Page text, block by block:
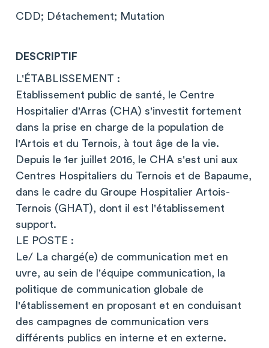
CDD; Détachement; Mutation
DESCRIPTIF
L'ÉTABLISSEMENT :
Etablissement public de santé, le Centre
Hospitalier d'Arras (CHA) s'investit fortement
dans la prise en charge de la population de
l'Artois et du Ternois, à tout âge de la vie.
Depuis le 1er juillet 2016, le CHA s'est uni aux
Centres Hospitaliers du Ternois et de Bapaume,
dans le cadre du Groupe Hospitalier Artois-
Ternois (GHAT), dont il est l'établissement
support.
LE POSTE :
Le/ La chargé(e) de communication met en
uvre, au sein de l'équipe communication, la
politique de communication globale de
l'établissement en proposant et en conduisant
des campagnes de communication vers
différents publics en interne et en externe.